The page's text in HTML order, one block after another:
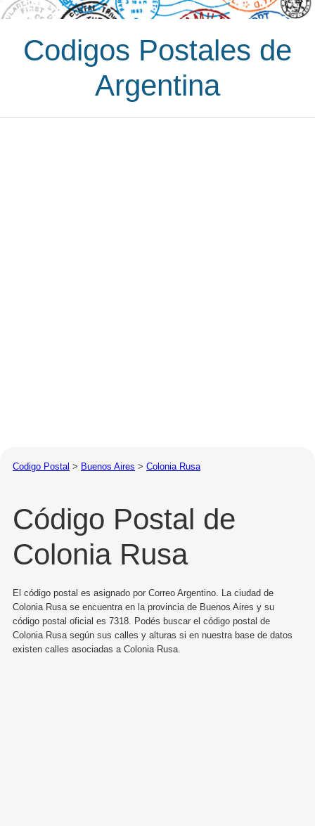
Codigos Postales de
Argentina
Codigo Postal > Buenos Aires > Colonia Rusa
Código Postal de
Colonia Rusa
El código postal es asignado por Correo Argentino. La ciudad de
Colonia Rusa se encuentra en la provincia de Buenos Aires y su
código postal oficial es 7318. Podés buscar el código postal de
Colonia Rusa según sus calles y alturas si en nuestra base de datos
existen calles asociadas a Colonia Rusa.